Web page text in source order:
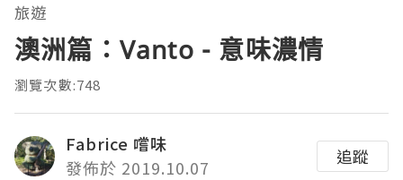
旅遊
澳洲篇：Vanto - 意味濃情
瀏覽次數:748
Fabrice 嚐味
發佈於 2019.10.07
追蹤